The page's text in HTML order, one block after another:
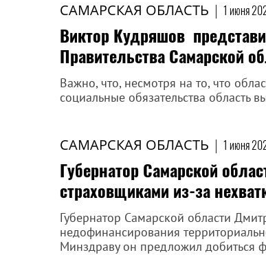
САМАРСКАЯ ОБЛАСТЬ | 1 июня
Виктор Кудряшов
Правительства Самарской
Важно, что, несмотря на то, что
социальные обязательства область
САМАРСКАЯ ОБЛАСТЬ | 1 июня
Губернатор Самарской
страховщиками из-за
Губернатор Самарской области
недофинансирования
Минздраву он предложил добиться